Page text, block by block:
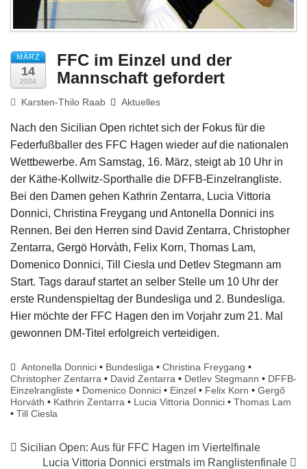
MÄRZ
14
2024
FFC im Einzel und der
Mannschaft gefordert
Karsten-Thilo Raab Aktuelles
Nach den Sicilian Open richtet sich der Fokus für die
Federfußballer des FFC Hagen wieder auf die nationalen
Wettbewerbe. Am Samstag, 16. März, steigt ab 10 Uhr in
der Käthe-Kollwitz-Sporthalle die DFFB-Einzelrangliste.
Bei den Damen gehen Kathrin Zentarra, Lucia Vittoria
Donnici, Christina Freygang und Antonella Donnici ins
Rennen. Bei den Herren sind David Zentarra, Christopher
Zentarra, Gergö Horvàth, Felix Korn, Thomas Lam,
Domenico Donnici, Till Ciesla und Detlev Stegmann am
Start. Tags darauf startet an selber Stelle um 10 Uhr der
erste Rundenspieltag der Bundesliga und 2. Bundesliga.
Hier möchte der FFC Hagen den im Vorjahr zum 21. Mal
gewonnen DM-Titel erfolgreich verteidigen.
Antonella Donnici • Bundesliga •Christina Freygang •
Christopher Zentarra • David Zentarra • Detlev Stegmann • DFFB-
Einzelrangliste • Domenico Donnici • Einzel • Felix Korn • Gergő
Horváth • Kathrin Zentarra • Lucia Vittoria Donnici • Thomas Lam
• Till Ciesla
Sicilian Open: Aus für FFC Hagen im Viertelfinale
Lucia Vittoria Donnici erstmals im Ranglistenfinale